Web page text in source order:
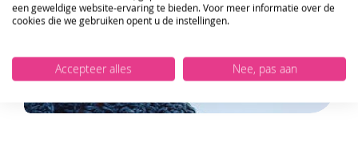
gaan.
BESTELLING!
VERSTUUR
een geweldige website-ervaring te bieden. Voor meer informatie over de
cookies die we gebruiken opent u de instellingen.
Accepteer alles Nee, pas aan